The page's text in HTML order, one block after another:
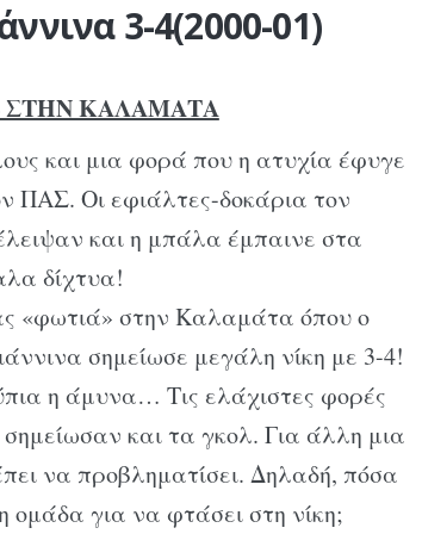
3-4(2000-01)
ΣΤΗΝ ΚΑΛΑΜΑΤΑ
και μια φορά που η ατυχία έφυγε
ΠΑΣ. Οι εφιάλτες-δοκάρια τον
και η μπάλα έμπαινε στα
δίχτυα!
«φωτιά» στην Καλαμάτα όπου ο
σημείωσε μεγάλη νίκη με 3-4!
η άμυνα… Τις ελάχιστες φορές
και τα γκολ. Για άλλη μια
να προβληματίσει. Δηλαδή, πόσα
ομάδα για να φτάσει στη νίκη;